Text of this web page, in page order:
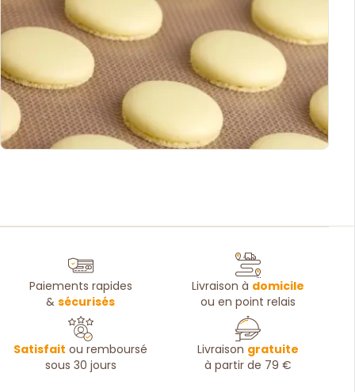
Paiements rapides
&sécurisés
Livraison à domicile
ou en point relais
Satisfait ou remboursé
sous 30 jours
Livraison gratuite
à partir de 79 €